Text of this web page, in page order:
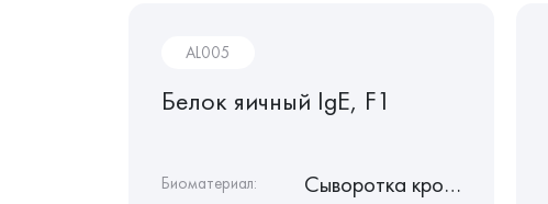
AL005
Белок яичный IgE, F1
Биоматериал: Сыворотка крови